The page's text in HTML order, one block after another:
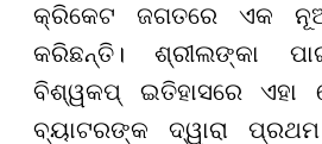
କ୍ରିକେଟ ଜଗତରେ ଏକ
କରିଛନ୍ତି। ଶ୍ରୀଲଙ୍କା
ବିଶ୍ୱକପ୍ ଇତିହାସରେ
ବ୍ୟାଟରଙ୍କ ଦ୍ୱାରା